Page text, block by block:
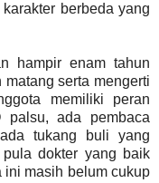
berbeda yang
hampir enam tahun
serta mengerti
memiliki peran
palsu, ada pembaca
tukang buli yang
dokter yang baik
masih belum cukup